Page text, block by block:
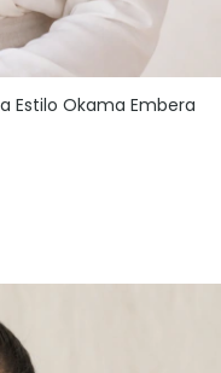
Estilo Okama Embera